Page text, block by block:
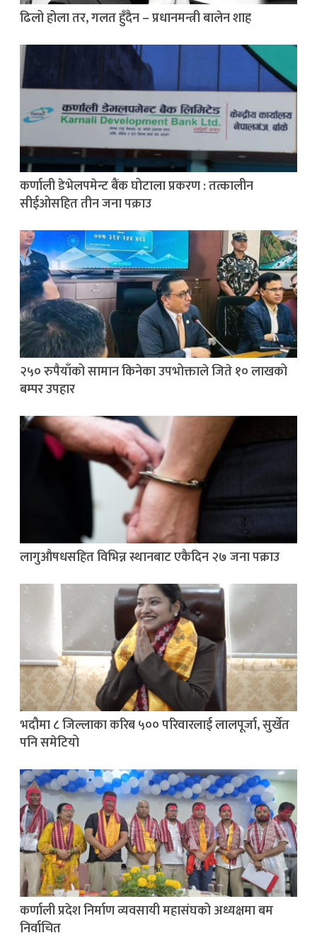
ढिलो होला तर, गलत हुँदैन – प्रधानमन्त्री बालेन शाह
कर्णाली डेभेलपमेन्ट बैंक घोटाला प्रकरण : तत्कालीन
सीईओसहित तीन जना पक्राउ
२५० रुपैयाँको सामान किनेका उपभोक्ताले जिते १० लाखको
बम्पर उपहार
लागुऔषधसहित विभिन्न स्थानबाट एकैदिन २७ जना पक्राउ
भदौमा ८ जिल्लाका करिब ५०० परिवारलाई लालपूर्जा, सुर्खेत
पनि समेटियो
कर्णाली प्रदेश निर्माण व्यवसायी महासंघको अध्यक्षमा बम
निर्वाचित